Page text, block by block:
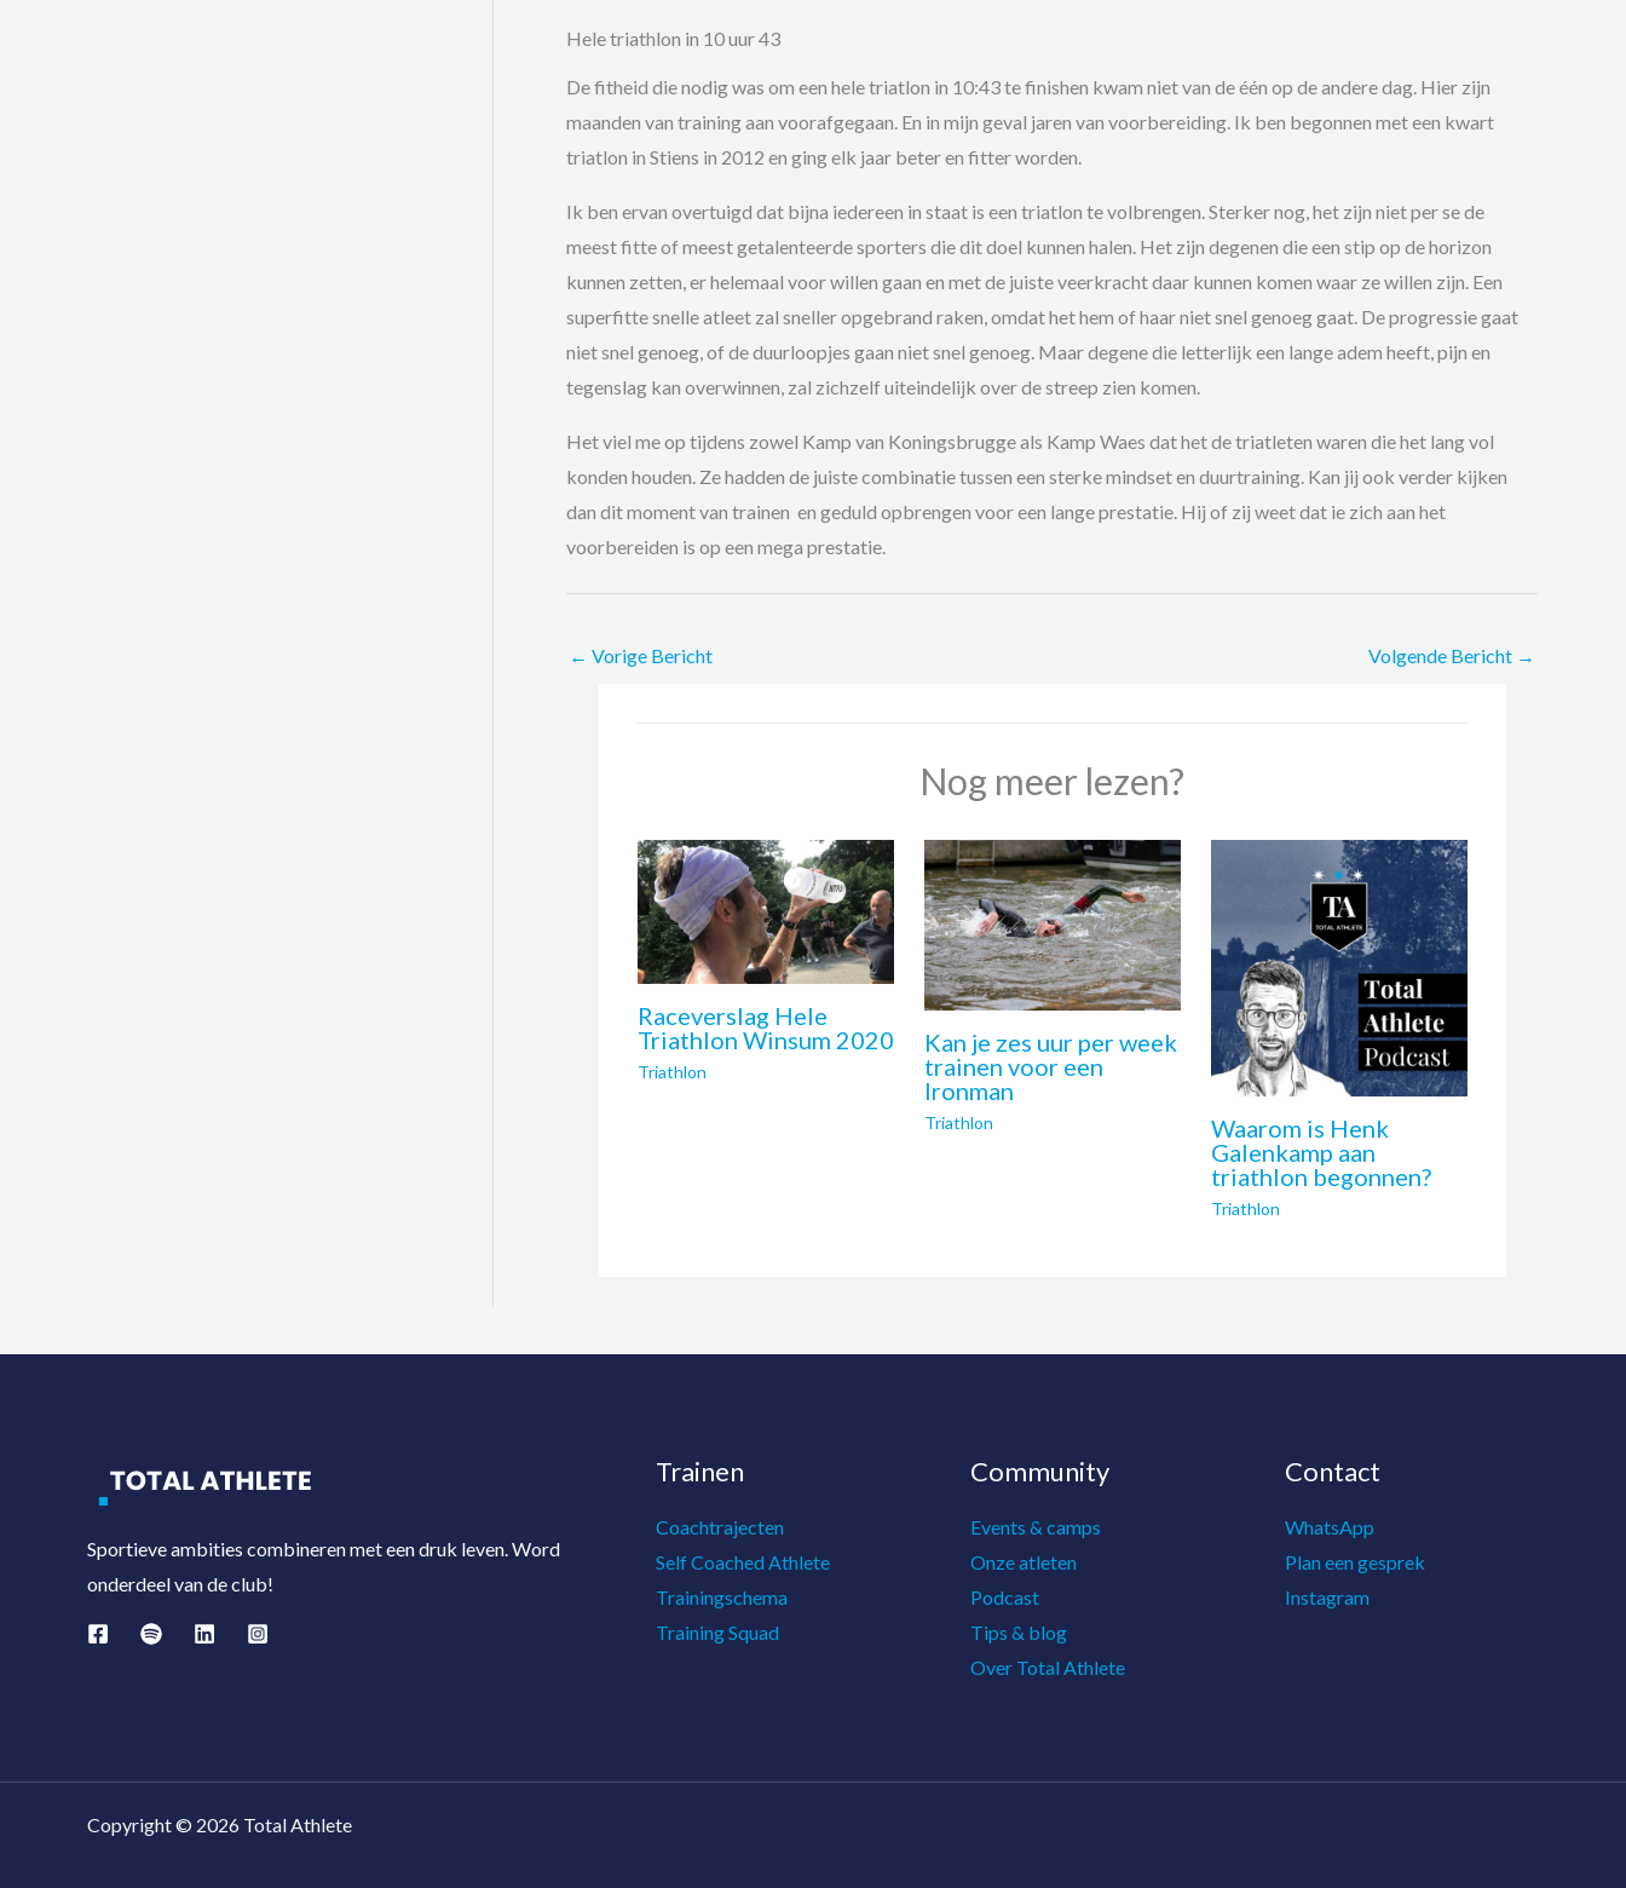
Hele triathlon in 10 uur 43
De fitheid die nodig was om een hele triatlon in 10:43 te finishen kwam niet van de één op de andere dag. Hier zijn
maanden van training aan voorafgegaan. En in mijn geval jaren van voorbereiding. Ik ben begonnen met een kwart
triatlon in Stiens in 2012 en ging elk jaar beter en fitter worden.
Ik ben ervan overtuigd dat bijna iedereen in staat is een triatlon te volbrengen. Sterker nog, het zijn niet per se de
meest fitte of meest getalenteerde sporters die dit doel kunnen halen. Het zijn degenen die een stip op de horizon
kunnen zetten, er helemaal voor willen gaan en met de juiste veerkracht daar kunnen komen waar ze willen zijn. Een
superfitte snelle atleet zal sneller opgebrand raken, omdat het hem of haar niet snel genoeg gaat. De progressie gaat
niet snel genoeg, of de duurloopjes gaan niet snel genoeg. Maar degene die letterlijk een lange adem heeft, pijn en
tegenslag kan overwinnen, zal zichzelf uiteindelijk over de streep zien komen.
Het viel me op tijdens zowel Kamp van Koningsbrugge als Kamp Waes dat het de triatleten waren die het lang vol
konden houden. Ze hadden de juiste combinatie tussen een sterke mindset en duurtraining. Kan jij ook verder kijken
dan dit moment van trainen en geduld opbrengen voor een lange prestatie. Hij of zij weet dat ie zich aan het
voorbereiden is op een mega prestatie.
← Vorige Bericht Volgende Bericht →
Nog meer lezen?
Raceverslag Hele
Triathlon Winsum 2020
Triathlon
Kan je zes uur per week
trainen voor een
Ironman
Triathlon
Waarom is Henk
Galenkamp aan
triathlon begonnen?
Triathlon
Sportieve ambities combineren met een druk leven. Word
onderdeel van de club!
Trainen
Coachtrajecten
Self Coached Athlete
Trainingschema
Training Squad
Community
Events & camps
Onze atleten
Podcast
Tips & blog
Over Total Athlete
Contact
WhatsApp
Plan een gesprek
Instagram
Copyright © 2026 Total Athlete